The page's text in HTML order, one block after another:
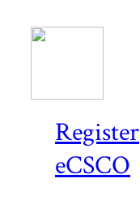
Register
eCSCO